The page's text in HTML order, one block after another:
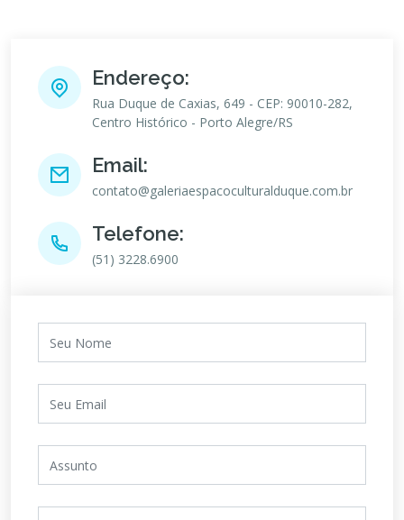
Endereço:
Rua Duque de Caxias, 649 - CEP: 90010-282,
Centro Histórico - Porto Alegre/RS
Email:
contato@galeriaespacoculturalduque.com.br
Telefone:
(51) 3228.6900